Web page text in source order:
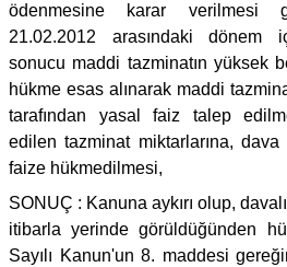
ödenmesine karar verilmesi
21.02.2012 arasındaki dönem
sonucu maddi tazminatın yüksek
hükme esas alınarak maddi
tarafından yasal faiz talep
edilen tazminat miktarlarına,
faize hükmedilmesi,
SONUÇ : Kanuna aykırı olup,
itibarla yerinde görüldüğünden
Sayılı Kanun'un 8. maddesi